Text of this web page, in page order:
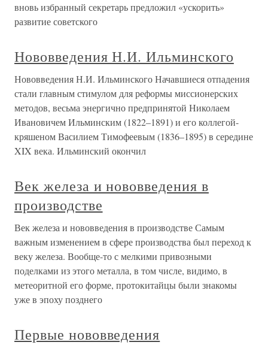
вновь избранный секретарь предложил «ускорить»
развитие советского
Нововведения Н.И. Ильминского
Нововведения Н.И. Ильминского Начавшиеся отпадения
стали главным стимулом для реформы миссионерских
методов, весьма энергично предпринятой Николаем
Ивановичем Ильминским (1822–1891) и его коллегой-
кряшеном Василием Тимофеевым (1836–1895) в середине
XIX века. Ильминский окончил
Век железа и нововведения в
производстве
Век железа и нововведения в производстве Самым
важным изменением в сфере производства был переход к
веку железа. Вообще-то с мелкими привозными
поделками из этого металла, в том числе, видимо, в
метеоритной его форме, протокитайцы были знакомы
уже в эпоху позднего
Первые нововведения